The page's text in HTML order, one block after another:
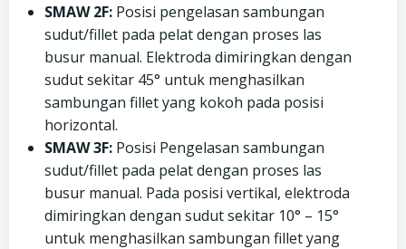
SMAW 2F: Posisi pengelasan sambungan
sudut/fillet pada pelat dengan proses las
busur manual. Elektroda dimiringkan dengan
sudut sekitar 45° untuk menghasilkan
sambungan fillet yang kokoh pada posisi
horizontal.
SMAW 3F: Posisi Pengelasan sambungan
sudut/fillet pada pelat dengan proses las
busur manual. Pada posisi vertikal, elektroda
dimiringkan dengan sudut sekitar 10° – 15°
untuk menghasilkan sambungan fillet yang